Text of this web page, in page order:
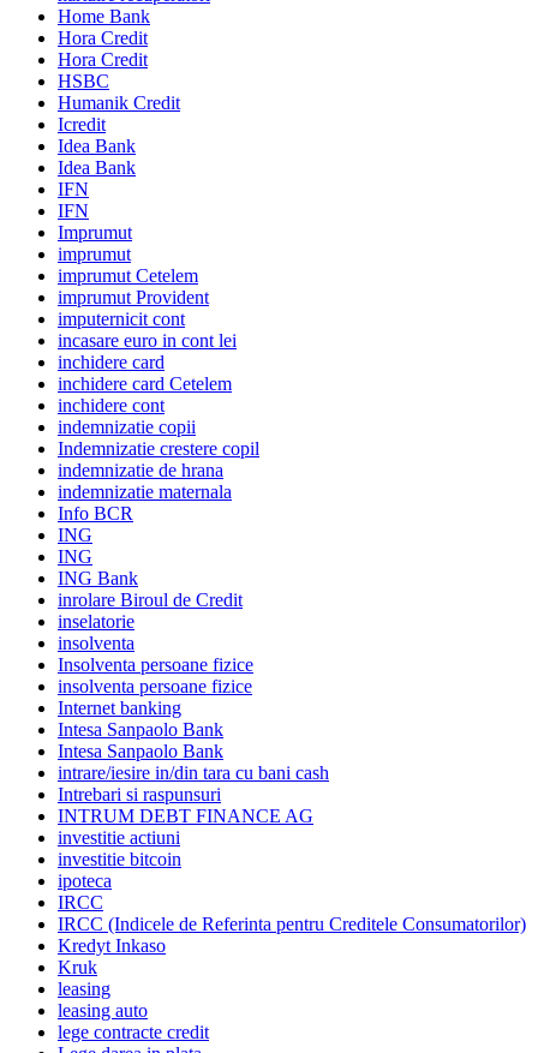
Home Bank
Hora Credit
Hora Credit
HSBC
Humanik Credit
Icredit
Idea Bank
Idea Bank
IFN
IFN
Imprumut
imprumut
imprumut Cetelem
imprumut Provident
imputernicit cont
incasare euro in cont lei
inchidere card
inchidere card Cetelem
inchidere cont
indemnizatie copii
Indemnizatie crestere copil
indemnizatie de hrana
indemnizatie maternala
Info BCR
ING
ING
ING Bank
inrolare Biroul de Credit
inselatorie
insolventa
Insolventa persoane fizice
insolventa persoane fizice
Internet banking
Intesa Sanpaolo Bank
Intesa Sanpaolo Bank
intrare/iesire in/din tara cu bani cash
Intrebari si raspunsuri
INTRUM DEBT FINANCE AG
investitie actiuni
investitie bitcoin
ipoteca
IRCC
IRCC (Indicele de Referinta pentru Creditele Consumatorilor)
Kredyt Inkaso
Kruk
leasing
leasing auto
lege contracte credit